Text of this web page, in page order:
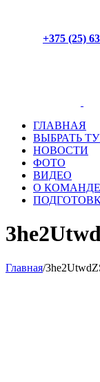
+375 (25)
ГЛАВНАЯ
ВЫБРАТЬ
НОВОСТИ
ФОТО
ВИДЕО
О КОМАНДЕ
Главная/